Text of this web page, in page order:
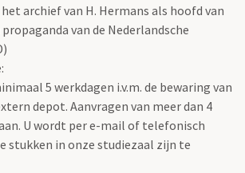
archief van H. Hermans als hoofd van
van de Nederlandsche
5 werkdagen i.v.m. de bewaring van
depot. Aanvragen van meer dan 4
U wordt per e-mail of telefonisch
stukken in onze studiezaal zijn te